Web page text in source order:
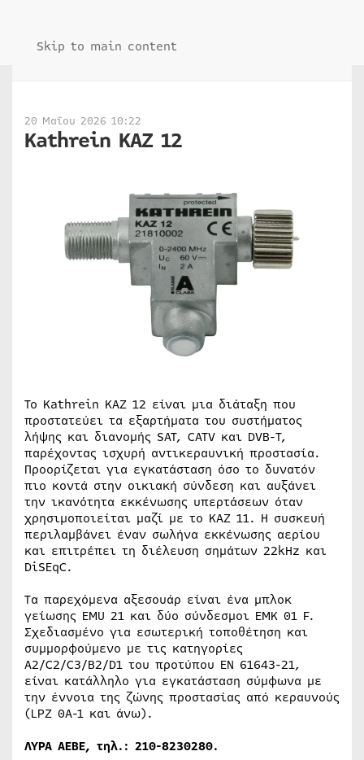
Skip to main content
20 Μαΐου 2026 10:22
Kathrein KAZ 12
Το Kathrein KAZ 12 είναι μια διάταξη που
προστατεύει τα εξαρτήματα του συστήματος
λήψης και διανομής SAT, CATV και DVB-T,
παρέχοντας ισχυρή αντικεραυνική προστασία.
Προορίζεται για εγκατάσταση όσο το δυνατόν
πιο κοντά στην οικιακή σύνδεση και αυξάνει
την ικανότητα εκκένωσης υπερτάσεων όταν
χρησιμοποιείται μαζί με το KAZ 11. Η συσκευή
περιλαμβάνει έναν σωλήνα εκκένωσης αερίου
και επιτρέπει τη διέλευση σημάτων 22kHz και
DiSEqC.
Τα παρεχόμενα αξεσουάρ είναι ένα μπλοκ
γείωσης EMU 21 και δύο σύνδεσμοι EMK 01 F.
Σχεδιασμένο για εσωτερική τοποθέτηση και
συμμορφούμενο με τις κατηγορίες
A2/C2/C3/B2/D1 του προτύπου EN 61643-21,
είναι κατάλληλο για εγκατάσταση σύμφωνα με
την έννοια της ζώνης προστασίας από κεραυνούς
(LPZ 0A-1 και άνω).
ΛΥΡΑ ΑΕΒΕ, τηλ.: 210-8230280.